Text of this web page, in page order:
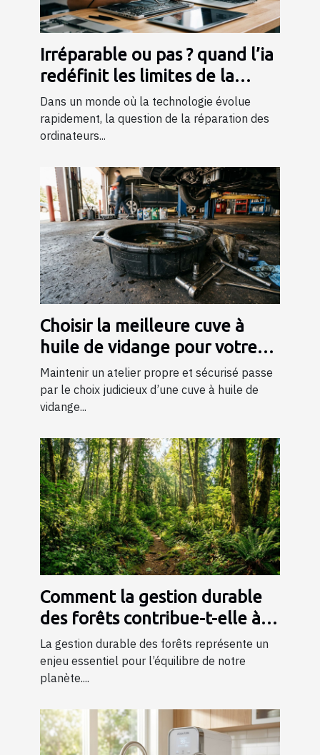
Irréparable ou pas ? quand l’ia
redéfinit les limites de la
réparation mac
Dans un monde où la technologie évolue
rapidement, la question de la réparation des
ordinateurs...
Choisir la meilleure cuve à
huile de vidange pour votre
atelier
Maintenir un atelier propre et sécurisé passe
par le choix judicieux d’une cuve à huile de
vidange...
Comment la gestion durable
des forêts contribue-t-elle à
l'environnement ?
La gestion durable des forêts représente un
enjeu essentiel pour l’équilibre de notre
planète....